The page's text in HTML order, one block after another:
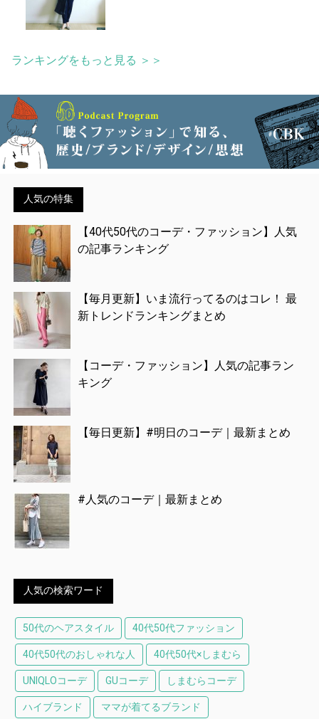
ランキングをもっと見る ＞＞
人気の特集
【40代50代のコーデ・ファッション】人気
の記事ランキング
【毎月更新】いま流行ってるのはコレ！ 最
新トレンドランキングまとめ
【コーデ・ファッション】人気の記事ラン
キング
【毎日更新】#明日のコーデ｜最新まとめ
#人気のコーデ｜最新まとめ
人気の検索ワード
50代のヘアスタイル 40代50代ファッション
40代50代のおしゃれな人 40代50代×しまむら
UNIQLOコーデ GUコーデ しまむらコーデ
ハイブランド ママが着てるブランド